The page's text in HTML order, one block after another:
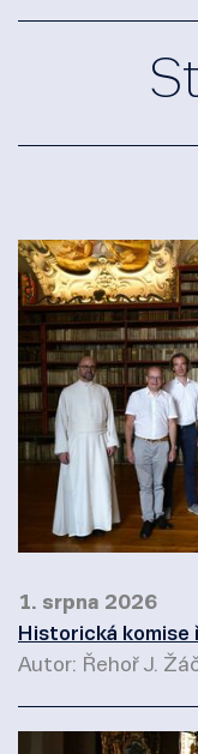
1. srpna 2026
Historická komise
Autor: Řehoř J.